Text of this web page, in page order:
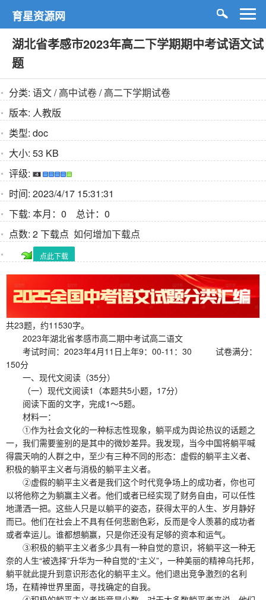
育星资源网
湖北省孝感市2023年高二下学期期中考试语文试
题
分类: 语文/高中试卷/高二下学期试卷
版本: 人教版
类型: doc
大小: 53 KB
评级:
时间: 2023/4/17 15:31:31
下载: 本月：0 总计：0
点数: 2 下载点 如何增加下载点
点此下载
共23题，约11530字。
2023年湖北省孝感市高二期中考试高二语文
考试时间：2023年4月11日上年9：00-11：30 试卷满分：
150分
一、现代文阅读（35分）
（一）现代文阅读1（本题共5小题，17分）
阅读下面的文字，完成1～5题。
材料一：
①作为社会文化的一种标志性现象，躺平成为舆论热议的话题之
一，我们需要鉴别的是其中的微妙差异。我发现，当今中国将躺平喊
得震天响的人群之中，至少有三种不同的形态：虚假的躺平主义者、
积极的躺平主义者与消极的躺平主义者。
②虚假的躺平主义者是我们这个时代竞争场上的成功者，你也可
以将他称之为躺赢主义者。他们或者已经实现了财务自由，可以任性
地潇洒一把。这些人只是以躺平的姿态，获得太平的人生、岁月静好
而已。他们在社会上不具有任何悲剧色彩，反而是令人羡慕的成功者
或者幸运儿。谁都想躺赢，只是你还没有足够的资本和运气。
③积极的躺平主义者多少具有一种自觉的意识，将躺平这一种无
奈的人生“被选择”升华为一种自觉的“主义”，一种美丽的精神乌托邦，
躺平就此提升到意识形态化的躺平主义。他们退出竞争激烈的名利
场，在精神世界里面，寻找确定的自我。